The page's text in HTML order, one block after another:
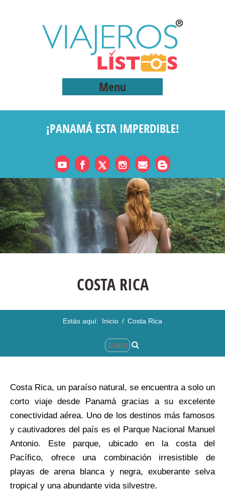
Menu
¡PANAMÁ ESTA IMPERDIBLE!
COSTA RICA
Estás aquí: Inicio / Costa Rica
Costa Rica, un paraíso natural, se encuentra a solo un
corto viaje desde Panamá gracias a su excelente
conectividad aérea. Uno de los destinos más famosos
y cautivadores del país es el Parque Nacional Manuel
Antonio. Este parque, ubicado en la costa del
Pacífico, ofrece una combinación irresistible de
playas de arena blanca y negra, exuberante selva
tropical y una abundante vida silvestre.